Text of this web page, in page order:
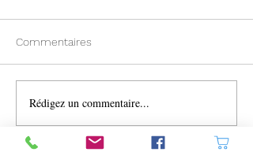
Commentaires
Rédigez un commentaire...